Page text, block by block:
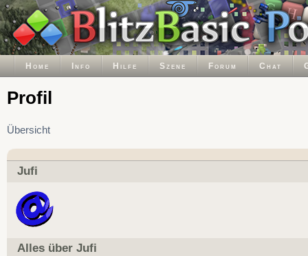
Home Info Hilfe Szene Forum Chat
Profil
Übersicht
Jufi
Alles über Jufi